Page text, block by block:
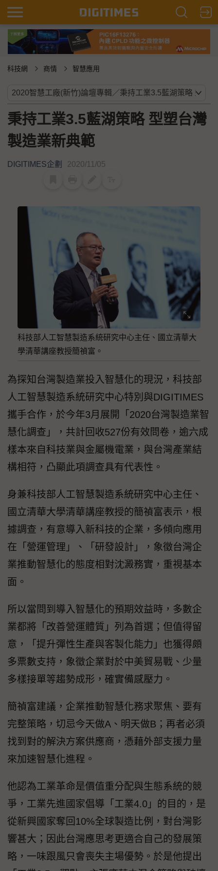
科技網 商情 智慧應用
秉持工業3.5藍湖策略 型塑台灣
製造業新典範
DIGITIMES企劃 2020/11/05
科技部人工智慧製造系統研究中心主任、國立清華大
學清華講座教授簡禎富。
為探知台灣製造業投入智慧化的現況，科技部
人工智慧製造系統研究中心特別與DIGITIMES
攜手合作，於今年3月展開「2020台灣製造業智
慧化調查」，共計回收527份有效問卷，逾六成
樣本來自科技業與金屬機電業，與台灣產業結
構相符，凸顯此項調查具有代表性。
身兼科技部人工智慧製造系統研究中心主任、
國立清華大學清華講座教授的簡禎富表示，根
據調查，有意導入新科技的企業，多傾向應用
在「營運管理」、「研發設計」，象徵台灣企
業推動智慧化的態度相對沈澱務實，重視基本
面。
所以當問到導入智慧化的預期效益時，多數企
業都將「改善營運體質」列為首選；但值得留
意，「提升彈性生產與客製化能力」也獲得頗
多票數支持，象徵企業對於中美貿易戰、少量
多樣接單等趨勢成形，確實備感壓力。
簡禎富建議，企業推動智慧化務求聚焦、要有
完整策略，切忌今天做A、明天做B；再者必須
找到對的解決方案供應商，憑藉外部支援力量
來加速智慧化進程。
他認為工業革命是價值重分配與生態系統的競
爭，工業先進國家倡導「工業4.0」的目的，是
從新興國家奪回10%全球製造比例，對台灣影
響甚大；因此台灣應思考更適合自己的發展策
略，一味跟風只會喪失主場優勢。於是他提出